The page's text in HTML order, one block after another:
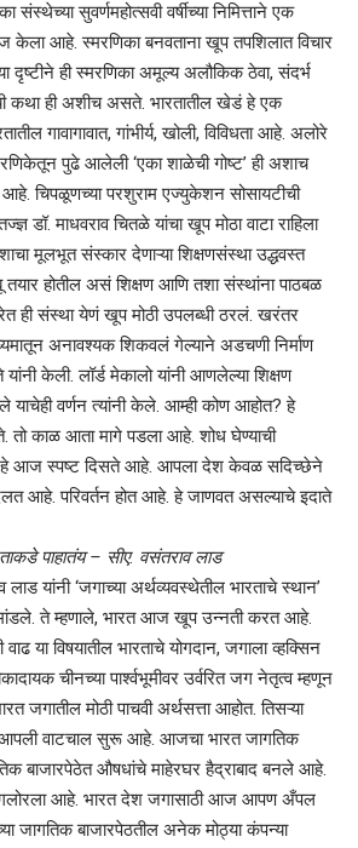
संस्थेच्या सुवर्णमहोत्सवी वर्षीच्या निमित्ताने एक
केला आहे. स्मरणिका बनवताना खूप तपशिलात विचार
दृष्टीने ही स्मरणिका अमूल्य अलौकिक ठेवा, संदर्भ
कथा ही अशीच असते. भारतातील खेडं हे एक
गावागावात, गांभीर्य, खोली, विविधता आहे. अलोरे
पुढे आलेली ‘एका शाळेची गोष्ट’ ही अशाच
चिपळूणच्या परशुराम एज्युकेशन सोसायटीची
डॉ. माधवराव चितळे यांचा खूप मोठा वाटा राहिला
मूलभूत संस्कार देणाऱ्या शिक्षणसंस्था उद्धवस्त
तयार होतील असं शिक्षण आणि तशा संस्थांना पाठबळ
ही संस्था येणं खूप मोठी उपलब्धी ठरलं. खरंतर
अनावश्यक शिकवलं गेल्याने अडचणी निर्माण
यांनी केली. लॉर्ड मेकालो यांनी आणलेल्या शिक्षण
याचेही वर्णन त्यांनी केले. आम्ही कोण आहोत? हे
तो काळ आता मागे पडला आहे. शोध घेण्याची
हे आज स्पष्ट दिसते आहे. आपला देश केवळ सदिच्छेने
आहे. परिवर्तन होत आहे. हे जाणवत असल्याचे इदाते
पाहातंय – सीए. वसंतराव लाड
यांनी ‘जगाच्या अर्थव्यवस्थेतील भारताचे स्थान’
मांडले. ते म्हणाले, भारत आज खूप उन्नती करत आहे.
या विषयातील भारताचे योगदान, जगाला व्हक्सिन
चीनच्या पार्श्वभूमीवर उर्वरित जग नेतृत्व म्हणून
जगातील मोठी पाचवी अर्थसत्ता आहोत. तिसऱ्या
आपली वाटचाल सुरू आहे. आजचा भारत जागतिक
बाजारपेठेत औषधांचे माहेरघर हैद्राबाद बनले आहे.
आहे. भारत देश जगासाठी आज आपण अँपल
जागतिक बाजारपेठतील अनेक मोठ्या कंपन्या